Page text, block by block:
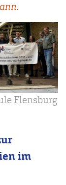
Flensburg
im